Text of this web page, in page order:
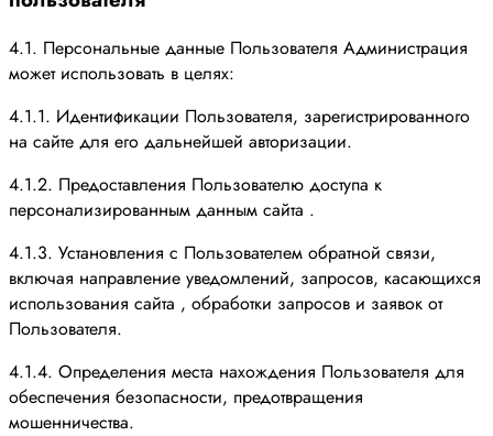
4.1. Персональные данные Пользователя Администрация
может использовать в целях:
4.1.1. Идентификации Пользователя, зарегистрированного
на сайте для его дальнейшей авторизации.
4.1.2. Предоставления Пользователю доступа к
персонализированным данным сайта .
4.1.3. Установления с Пользователем обратной связи,
включая направление уведомлений, запросов, касающихся
использования сайта , обработки запросов и заявок от
Пользователя.
4.1.4. Определения места нахождения Пользователя для
обеспечения безопасности, предотвращения
мошенничества.